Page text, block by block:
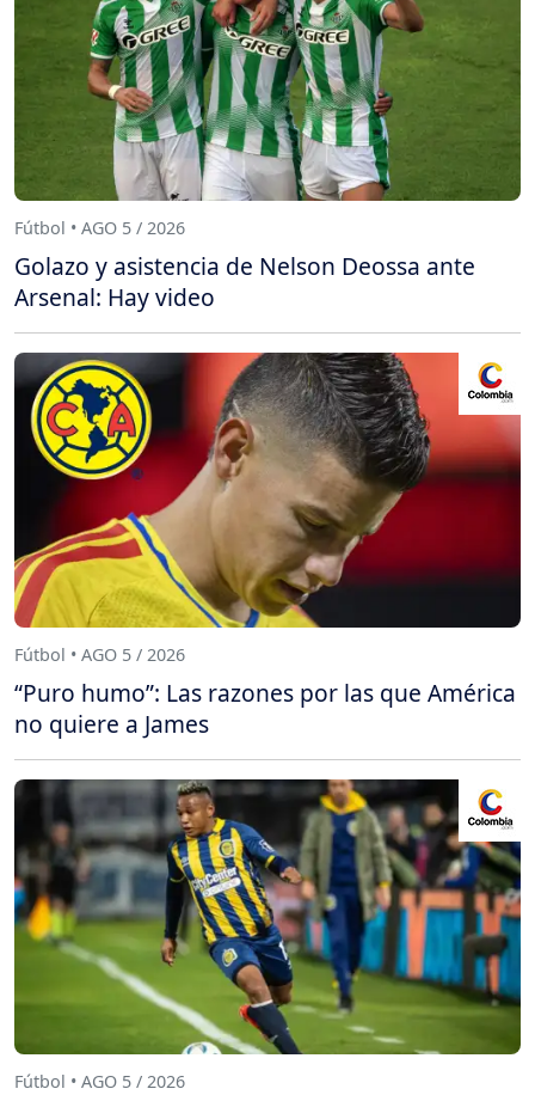
Fútbol • AGO 5 / 2026
Golazo y asistencia de Nelson Deossa ante
Arsenal: Hay video
Fútbol • AGO 5 / 2026
“Puro humo”: Las razones por las que América
no quiere a James
Fútbol • AGO 5 / 2026